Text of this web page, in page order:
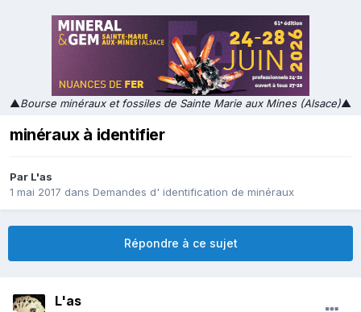
▲Bourse minéraux et fossiles de Sainte Marie aux Mines (Alsace)▲
minéraux à identifier
Par L'as
1 mai 2017 dans Demandes d' identification de minéraux
Répondre à ce sujet
L'as